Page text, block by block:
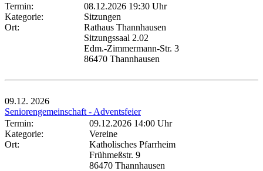
Termin:
08.12.2026 19:30 Uhr
Kategorie:
Sitzungen
Ort:
Rathaus Thannhausen
Sitzungssaal 2.02
Edm.-Zimmermann-Str. 3
86470 Thannhausen
09.12. 2026
Seniorengemeinschaft - Adventsfeier
Termin:
09.12.2026 14:00 Uhr
Kategorie:
Vereine
Ort:
Katholisches Pfarrheim
Frühmeßstr. 9
86470 Thannhausen